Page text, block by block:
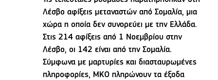
Λέσβο αφίξεις μεταναστών από Σομαλία, μια
χώρα η οποία δεν συνορεύει με την Ελλάδα.
Στις 214 αφίξεις από 1 Νοεμβρίου στην
Λέσβο, οι 142 είναι από την Σομαλία.
Σύμφωνα με μαρτυρίες και διασταυρωμένες
πληροφορίες, ΜΚΟ πληρώνουν τα έξοδα